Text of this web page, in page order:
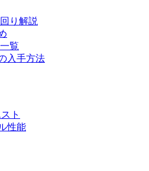
り解説
覧
入手方法
ト
性能